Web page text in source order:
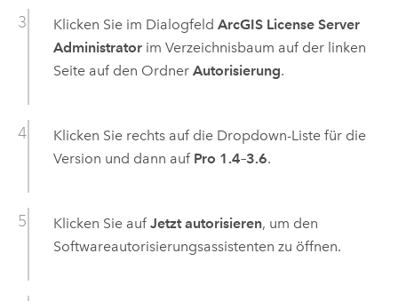
Klicken Sie im Dialogfeld ArcGIS License Server
Administratorim Verzeichnisbaum auf der linken
Seite auf den Ordner Autorisierung.
Klicken Sie rechts auf die Dropdown-Liste für die
Version und dann auf Pro 1.4–3.6.
Klicken Sie auf Jetzt autorisieren, um den
Softwareautorisierungsassistenten zu öffnen.